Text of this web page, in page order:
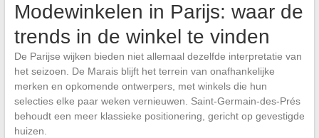
Modewinkelen in Parijs: waar de
trends in de winkel te vinden
De Parijse wijken bieden niet allemaal dezelfde interpretatie van
het seizoen. De Marais blijft het terrein van onafhankelijke
merken en opkomende ontwerpers, met winkels die hun
selecties elke paar weken vernieuwen. Saint-Germain-des-Prés
behoudt een meer klassieke positionering, gericht op gevestigde
huizen.